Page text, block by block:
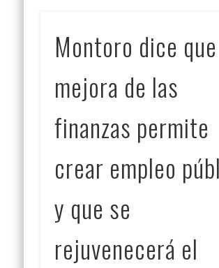
Montoro dice
mejora de las
finanzas permite
crear empleo
y que se
rejuvenecerá el